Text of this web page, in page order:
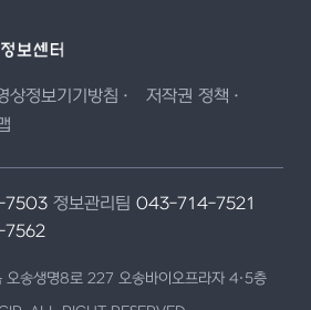
상정보기기방침
저작권 정책
7503 정보관리팀 043-714-7521
오송생명8로 227 오송바이오프라자 4·5층